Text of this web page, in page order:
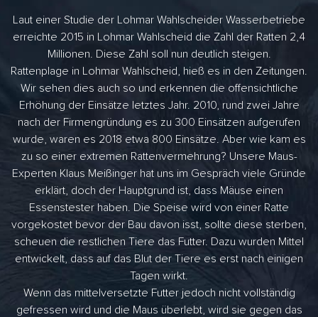
Laut einer Studie der Lohmar Wahlscheider Wasserbetriebe
erreichte 2015 in Lohmar Wahlscheid die Zahl der Ratten 2,4
Millionen. Diese Zahl soll nun deutlich steigen.
Rattenplage in Lohmar Wahlscheid, hieß es in den Zeitungen.
Wir sehen dies auch so und erkennen die offensichtliche
Erhöhung der Einsätze letztes Jahr. 2010, rund zwei Jahre
nach der Firmengründung es zu 300 Einsätzen aufgerufen
wurde, waren es 2018 etwa 800 Einsätze. Aber wie kam es
zu so einer extremen Rattenvermehrung? Unsere Maus-
Experten Klaus Meißinger hat uns im Gespräch viele Gründe
erklärt, doch der Hauptgrund ist, dass Mäuse einen
Essenstester haben. Die Speise wird von einer Ratte
vorgekostet bevor der Bau davon isst, sollte diese sterben,
scheuen die restlichen Tiere das Futter. Dazu wurden Mittel
entwickelt, dass auf das Blut der Tiere es erst nach einigen
Tagen wirkt.
Wenn das mittelversetzte Futter jedoch nicht vollständig
gefressen wird und die Maus überlebt, wird sie gegen das